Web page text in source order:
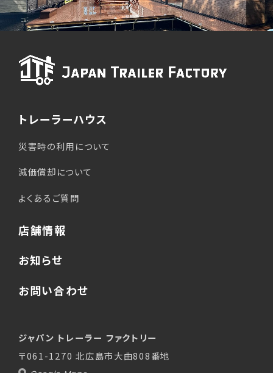
ジャパン トレーラー ファクトリー
〒061-1270 北広島市大曲808番地
トレーラーハウス
災害時の利用について
減価償却について
よくあるご質問
店舗情報
お知らせ
お問い合わせ